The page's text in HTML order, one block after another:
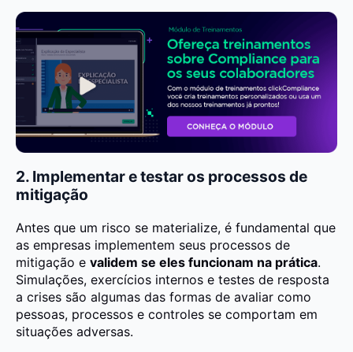
2. Implementar e testar os processos de
mitigação
Antes que um risco se materialize, é fundamental que
as empresas implementem seus processos de
mitigação e validem se eles funcionam na prática.
Simulações, exercícios internos e testes de resposta
a crises são algumas das formas de avaliar como
pessoas, processos e controles se comportam em
situações adversas.